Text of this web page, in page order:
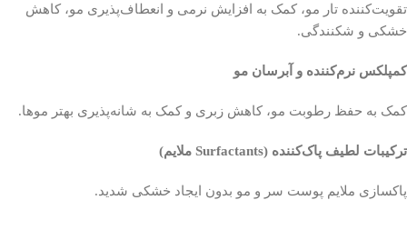
تقویت‌کننده تار مو، کمک به افزایش نرمی و انعطاف‌پذیری مو، کاهش
خشکی و شکنندگی.
کمپلکس نرم‌کننده و آبرسان مو
کمک به حفظ رطوبت مو، کاهش زبری و کمک به شانه‌پذیری بهتر موها.
ترکیبات لطیف پاک‌کننده (Surfactants ملایم)
پاکسازی ملایم پوست سر و مو بدون ایجاد خشکی شدید.